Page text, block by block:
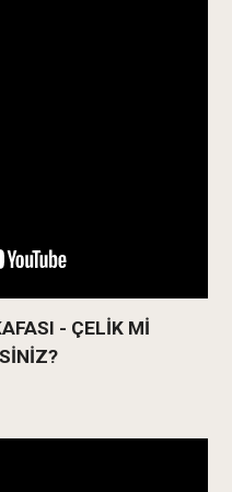
- ÇELİK Mİ